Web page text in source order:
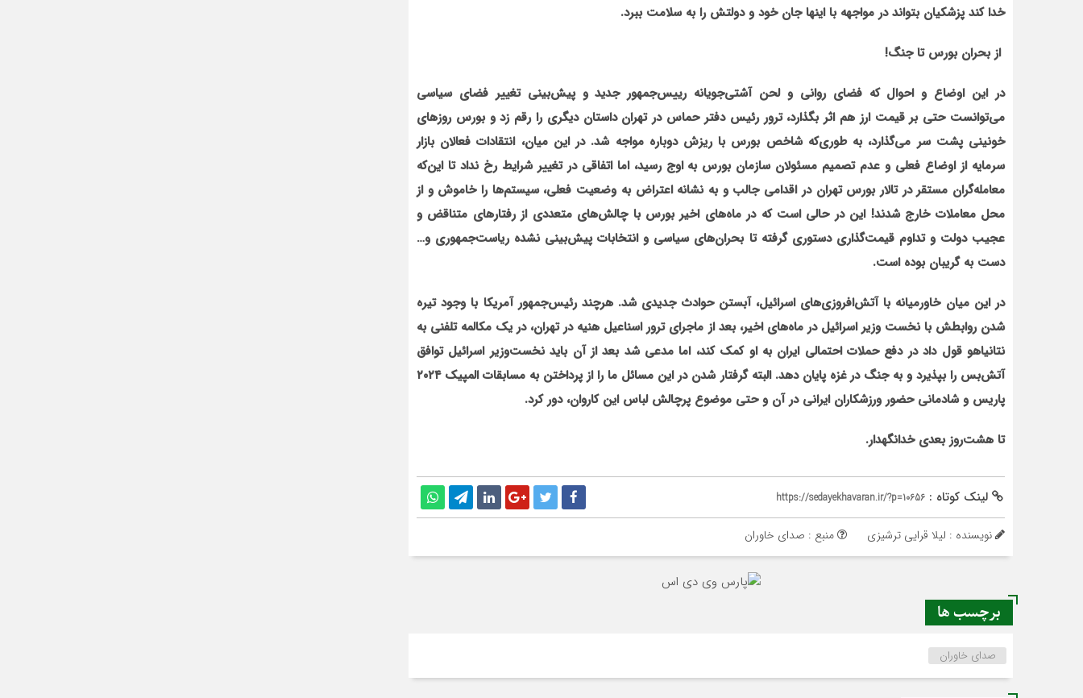
خدا کند پزشکیان بتواند در مواجهه با اینها جان خود و دولتش را به سلامت ببرد.
از بحران بورس تا جنگ!
در این اوضاع و احوال که فضای روانی و لحن آشتی‌جویانه رییس‌جمهور جدید و پیش‌بینی تغییر فضای سیاسی
می‌توانست حتی بر قیمت ارز هم اثر بگذارد، ترور رئیس دفتر حماس در تهران داستان دیگری را رقم زد و بورس روزهای
خونینی پشت سر می‌گذارد، به طوری‌که شاخص بورس با ریزش دوباره مواجه شد. در این میان، انتقادات فعالان بازار
سرمایه از اوضاع فعلی و عدم تصمیم مسئولان سازمان بورس به اوج رسید، اما اتفاقی در تغییر شرایط رخ نداد تا این‌که
معامله‌گران مستقر در تالار بورس تهران در اقدامی جالب و به نشانه اعتراض به وضعیت فعلی، سیستم‌ها را خاموش و از
محل معاملات خارج شدند! این در حالی است که در ماه‌های اخیر بورس با چالش‌های متعددی از رفتار‌های متناقض و
عجیب دولت و تداوم قیمت‌گذاری دستوری گرفته تا بحران‌های سیاسی و انتخابات پیش‌بینی نشده ریاست‌جمهوری و…
دست به گریبان بوده است.
در این میان خاورمیانه با آتش‌افروزی‌های اسرائیل، آبستن حوادث جدیدی شد. هرچند رئیس‌جمهور آمریکا با وجود تیره
شدن روابطش با نخست وزیر اسرائیل در ماه‌های اخیر، بعد از ماجرای ترور اسناعیل هنیه در تهران، در یک مکالمه تلفنی به
نتانیاهو قول داد در دفع حملات احتمالی ایران به او کمک کند، اما مدعی شد بعد از آن باید نخست‌وزیر اسرائیل توافق
آتش‌بس را بپذیرد و به جنگ در غزه پایان دهد. البته گرفتار شدن در این مسائل ما را از پرداختن به مسابقات المپیک ۲۰۲۴
پاریس و شادمانی حضور ورزشکاران ایرانی در آن و حتی موضوع پرچالش لباس این کاروان، دور کرد.
تا هشت‌روز بعدی خدانگهدار.
لینک کوتاه : https://sedayekhavaran.ir/?p=10656
نویسنده : لیلا قرایی ترشیزی منبع : صدای خاوران
برچسب ها
صدای خاوران